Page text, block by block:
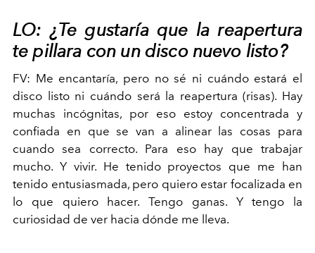
LO: ¿Te gustaría que la reapertura
te pillara con un disco nuevo listo?
FV: Me encantaría, pero no sé ni cuándo estará el
disco listo ni cuándo será la reapertura (risas). Hay
muchas incógnitas, por eso estoy concentrada y
confiada en que se van a alinear las cosas para
cuando sea correcto. Para eso hay que trabajar
mucho. Y vivir. He tenido proyectos que me han
tenido entusiasmada, pero quiero estar focalizada en
lo que quiero hacer. Tengo ganas. Y tengo la
curiosidad de ver hacia dónde me lleva.